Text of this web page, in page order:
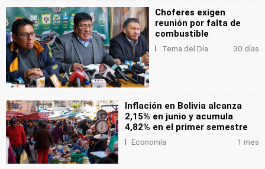
Choferes exigen
reunión por falta de
combustible
Tema del Día 30 días
Inflación en Bolivia alcanza
2,15% en junio y acumula
4,82% en el primer semestre
Economía 1 mes